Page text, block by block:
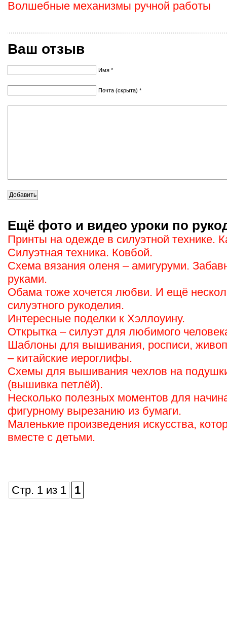
Волшебные механизмы ручной работы
Ваш отзыв
Имя *
Почта (скрыта) *
Ещё фото и видео уроки по
Принты на одежде в силуэтной технике.
Силуэтная техника. Ковбой.
Схема вязания оленя – амигуруми.
руками.
Обама тоже хочется любви. И ещё
силуэтного рукоделия.
Интересные поделки к Хэллоуину.
Открытка – силуэт для любимого
Шаблоны для вышивания, росписи,
– китайские иероглифы.
Схемы для вышивания чехлов на подушки
(вышивка петлёй).
Несколько полезных моментов для
фигурному вырезанию из бумаги.
Маленькие произведения искусства,
вместе с детьми.
Стр. 1 из 1 1